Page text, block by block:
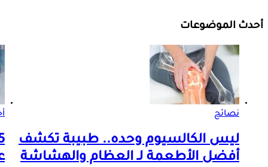
أحدث الموضوعات
نصائح
ليس الكالسيوم وحده.. طبيبة تكشف
أفضل الأطعمة لـ العظام والهشاشة